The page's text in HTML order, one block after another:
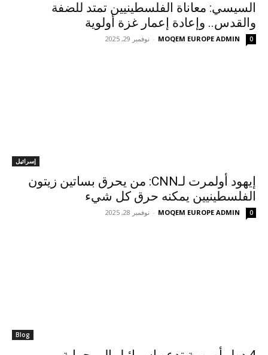
السيسي: معاناة الفلسطينيين تمتد للضفة
والقدس.. وإعادة إعمار غزة أولوية
MOQEM EUROPE ADMIN
- نوفمبر 29, 2025 0
إسرائيل
إيهود أولمرت لـCNN: من يحرق بساتين زيتون
الفلسطينيين يمكنه حرق كل شيء
MOQEM EUROPE ADMIN
- نوفمبر 28, 2025 0
Blog